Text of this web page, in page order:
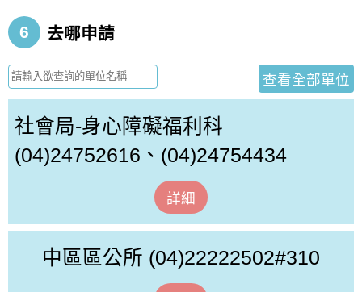
6 去哪申請
查看全部單位
社會局-身心障礙福利科
(04)24752616、(04)24754434
詳細
中區區公所 (04)22222502#310